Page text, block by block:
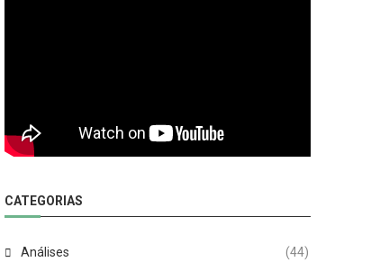
CATEGORIAS
Análises (44)